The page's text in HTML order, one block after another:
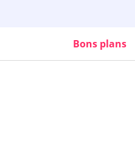
Bons plans